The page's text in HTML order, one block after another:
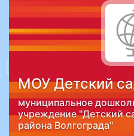
МОУ Детский
муниципальное
учреждение "Детский
района Волгограда"